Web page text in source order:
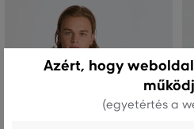
Azért, hogy
(egyetértés a